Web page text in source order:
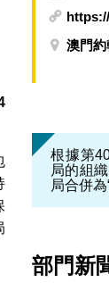
澳門
根據第
局的組
局合併為
部門新